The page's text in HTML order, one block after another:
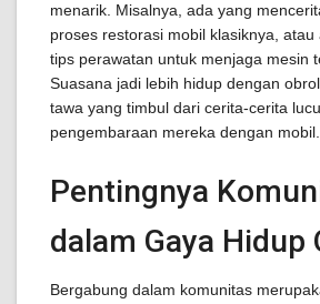
menarik. Misalnya, ada yang
proses restorasi mobil klasiknya,
tips perawatan untuk menjaga mesin
Suasana jadi lebih hidup dengan
tawa yang timbul dari cerita-cerita
pengembaraan mereka dengan mobil.
Pentingnya
dalam Gaya
Bergabung dalam komunitas